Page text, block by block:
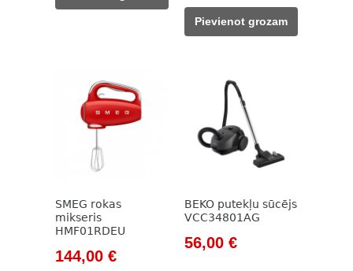
785,00 €.
was:
318,00 €.
219,00 €.
Pievienot grozam
SMEG rokas
mikseris
HMF01RDEU
Original
144,00 €Current
BEKO putekļu sūcējs
VCC34801AG
Original
56,00 €Current